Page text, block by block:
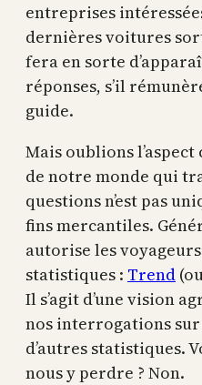
entreprises
dernières voitures
fera en sorte
réponses, s’il
guide.
Mais oublions
de notre monde qui
questions n’est pas
fins mercantiles.
autorise les
statistiques : Trend
Il s’agit d’une vision
nos interrogations
d’autres statistiques.
nous y perdre ? Non.